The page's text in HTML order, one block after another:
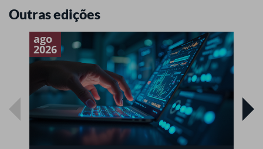
Outras edições
ago
2026